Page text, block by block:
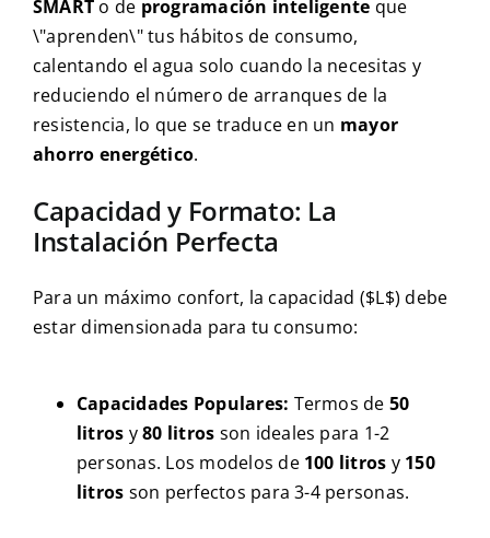
SMART o de programación inteligente que
\"aprenden\" tus hábitos de consumo,
calentando el agua solo cuando la necesitas y
reduciendo el número de arranques de la
resistencia, lo que se traduce en un mayor
ahorro energético.
Capacidad y Formato: La
Instalación Perfecta
Para un máximo confort, la capacidad ($L$) debe
estar dimensionada para tu consumo:
Capacidades Populares: Termos de 50
litros y80 litros son ideales para 1-2
personas. Los modelos de 100 litros y 150
litros son perfectos para 3-4 personas.